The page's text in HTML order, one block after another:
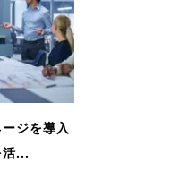
ジを導入
活...